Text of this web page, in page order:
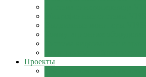
Проекты